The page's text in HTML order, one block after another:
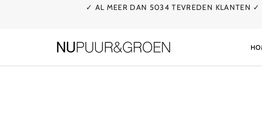
✓ AL MEER DAN 5034 TEVREDEN KLANTEN ✓